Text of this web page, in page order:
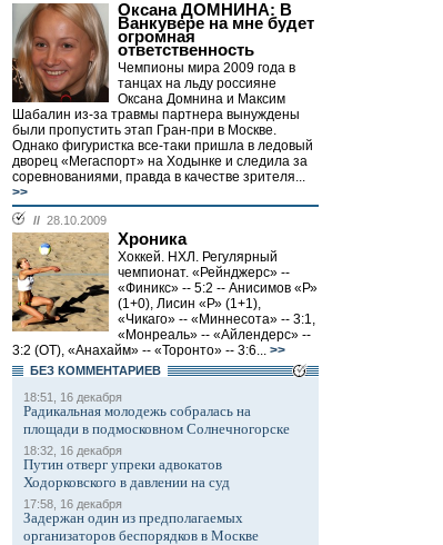
Оксана ДОМНИНА: В
Ванкувере на мне будет
огромная
ответственность
Чемпионы мира 2009 года в
танцах на льду россияне
Оксана Домнина и Максим
Шабалин из-за травмы партнера вынуждены
были пропустить этап Гран-при в Москве.
Однако фигуристка все-таки пришла в ледовый
дворец «Мегаспорт» на Ходынке и следила за
соревнованиями, правда в качестве зрителя...
>>
// 28.10.2009
Хроника
Хоккей. НХЛ. Регулярный
чемпионат. «Рейнджерс» --
«Финикс» -- 5:2 -- Анисимов «Р»
(1+0), Лисин «Р» (1+1),
«Чикаго» -- «Миннесота» -- 3:1,
«Монреаль» -- «Айлендерс» --
3:2 (ОТ), «Анахайм» -- «Торонто» -- 3:6... >>
БЕЗ КОМMЕНТАРИЕВ
18:51, 16 декабря
Радикальная молодежь собралась на
площади в подмосковном Солнечногорске
18:32, 16 декабря
Путин отверг упреки адвокатов
Ходорковского в давлении на суд
17:58, 16 декабря
Задержан один из предполагаемых
организаторов беспорядков в Москве